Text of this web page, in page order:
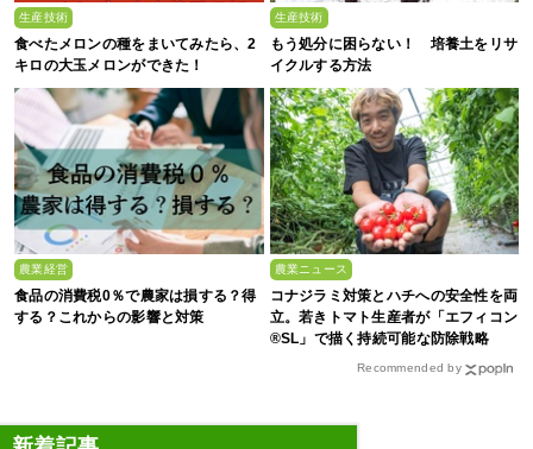
生産技術
食べたメロンの種をまいてみたら、2
キロの大玉メロンができた！
生産技術
もう処分に困らない！ 培養土をリサ
イクルする方法
農業経営
食品の消費税0％で農家は損する？得
する？これからの影響と対策
農業ニュース
コナジラミ対策とハチへの安全性を両
立。若きトマト生産者が「エフィコン
®SL」で描く持続可能な防除戦略
Recommended by